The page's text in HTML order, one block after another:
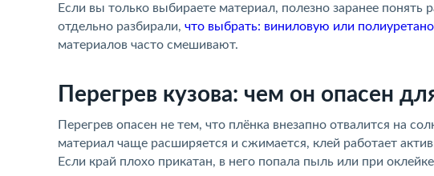
Если вы только выбираете материал, полезно заранее
отдельно разбирали, что выбрать: виниловую или
материалов часто смешивают.
Перегрев кузова: чем он опасен
Перегрев опасен не тем, что плёнка внезапно отвалится на
материал чаще расширяется и сжимается, клей работает
Если край плохо прикатан, в него попала пыль или при